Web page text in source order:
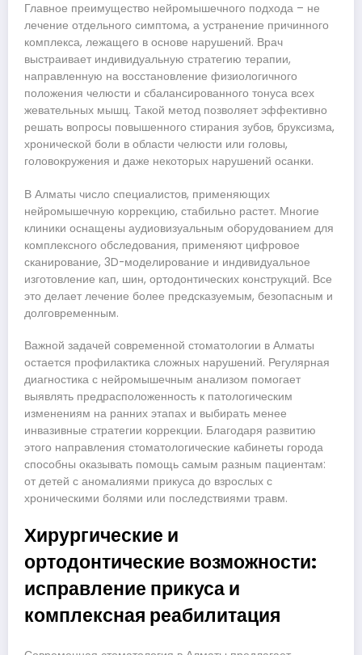
Главное преимущество нейромышечного подхода – не
лечение отдельного симптома, а устранение причинного
комплекса, лежащего в основе нарушений. Врач
выстраивает индивидуальную стратегию терапии,
направленную на восстановление физиологичного
положения челюсти и сбалансированного тонуса всех
жевательных мышц. Такой метод позволяет эффективно
решать вопросы повышенного стирания зубов, бруксизма,
хронической боли в области челюсти или головы,
головокружения и даже некоторых нарушений осанки.
В Алматы число специалистов, применяющих
нейромышечную коррекцию, стабильно растет. Многие
клиники оснащены аудиовизуальным оборудованием для
комплексного обследования, применяют цифровое
сканирование, 3D-моделирование и индивидуальное
изготовление кап, шин, ортодонтических конструкций. Все
это делает лечение более предсказуемым, безопасным и
долговременным.
Важной задачей современной стоматологии в Алматы
остается профилактика сложных нарушений. Регулярная
диагностика с нейромышечным анализом помогает
выявлять предрасположенность к патологическим
изменениям на ранних этапах и выбирать менее
инвазивные стратегии коррекции. Благодаря развитию
этого направления стоматологические кабинеты города
способны оказывать помощь самым разным пациентам:
от детей с аномалиями прикуса до взрослых с
хроническими болями или последствиями травм.
Хирургические и
ортодонтические возможности:
исправление прикуса и
комплексная реабилитация